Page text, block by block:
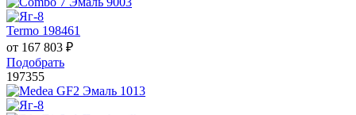
Termo 198461
от 167 803 ₽
Подобрать
197355